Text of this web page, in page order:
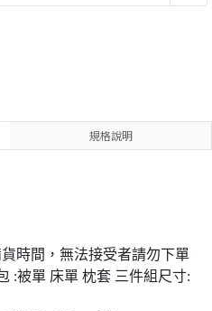
規格說明
時間，無法接受者請勿下單
:被單 床單 枕套 三件組尺寸: